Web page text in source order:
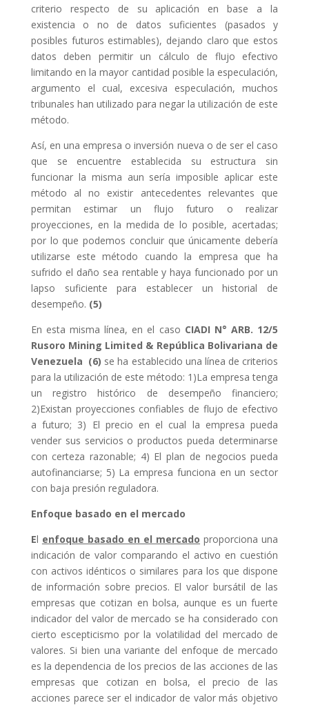
criterio respecto de su aplicación en base a la
existencia o no de datos suficientes (pasados y
posibles futuros estimables), dejando claro que estos
datos deben permitir un cálculo de flujo efectivo
limitando en la mayor cantidad posible la especulación,
argumento el cual, excesiva especulación, muchos
tribunales han utilizado para negar la utilización de este
método.
Así, en una empresa o inversión nueva o de ser el caso
que se encuentre establecida su estructura sin
funcionar la misma aun sería imposible aplicar este
método al no existir antecedentes relevantes que
permitan estimar un flujo futuro o realizar
proyecciones, en la medida de lo posible, acertadas;
por lo que podemos concluir que únicamente debería
utilizarse este método cuando la empresa que ha
sufrido el daño sea rentable y haya funcionado por un
lapso suficiente para establecer un historial de
desempeño. (5)
En esta misma línea, en el caso CIADI N° ARB. 12/5
Rusoro Mining Limited & República Bolivariana de
Venezuela (6) se ha establecido una línea de criterios
para la utilización de este método: 1)La empresa tenga
un registro histórico de desempeño financiero;
2)Existan proyecciones confiables de flujo de efectivo
a futuro; 3) El precio en el cual la empresa pueda
vender sus servicios o productos pueda determinarse
con certeza razonable; 4) El plan de negocios pueda
autofinanciarse; 5) La empresa funciona en un sector
con baja presión reguladora.
Enfoque basado en el mercado
El enfoque basado en el mercado proporciona una
indicación de valor comparando el activo en cuestión
con activos idénticos o similares para los que dispone
de información sobre precios. El valor bursátil de las
empresas que cotizan en bolsa, aunque es un fuerte
indicador del valor de mercado se ha considerado con
cierto escepticismo por la volatilidad del mercado de
valores. Si bien una variante del enfoque de mercado
es la dependencia de los precios de las acciones de las
empresas que cotizan en bolsa, el precio de las
acciones parece ser el indicador de valor más objetivo